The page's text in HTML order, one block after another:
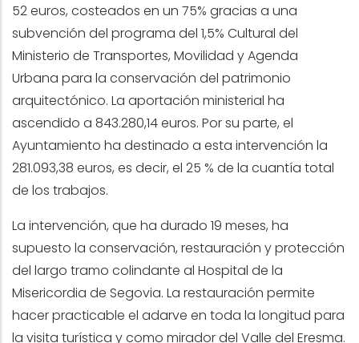
52 euros, costeados en un 75% gracias a una
subvención del programa del 1,5% Cultural del
Ministerio de Transportes, Movilidad y Agenda
Urbana para la conservación del patrimonio
arquitectónico. La aportación ministerial ha
ascendido a 843.280,14 euros. Por su parte, el
Ayuntamiento ha destinado a esta intervención la
281.093,38 euros, es decir, el 25 % de la cuantía total
de los trabajos.
La intervención, que ha durado 19 meses, ha
supuesto la conservación, restauración y protección
del largo tramo colindante al Hospital de la
Misericordia de Segovia. La restauración permite
hacer practicable el adarve en toda la longitud para
la visita turística y como mirador del Valle del Eresma.